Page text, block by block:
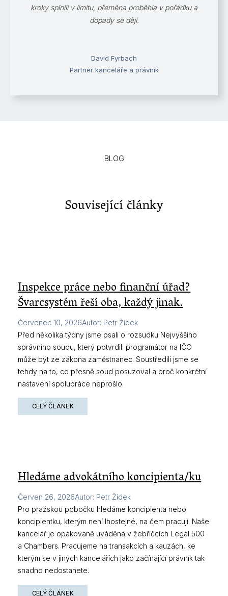
kroky splnili v limitu, přeměna proběhla v pořádku a
dopady se dějí.
David Fyrbach
Partner kanceláře a právník
BLOG
Související články
Inspekce práce nebo finanční úřad?
Švarcsystém řeší oba, každý jinak.
Červenec 10, 2026Autor: Petr Žídek
Před několika týdny jsme psali o rozsudku Nejvyššího
správního soudu, který potvrdil: programátor na IČO
může být ze zákona zaměstnanec. Soustředili jsme se
tehdy na to, co přesně soud posuzoval a proč konkrétní
nastavení spolupráce neprošlo.
CELÝ ČLÁNEK
Hledáme advokátního koncipienta/ku
Červen 26, 2026Autor: Petr Žídek
Pro pražskou pobočku hledáme koncipienta nebo
koncipientku, kterým není lhostejné, na čem pracují. Naše
kancelář je opakovaně uváděna v žebříčcích Legal 500
a Chambers. Pracujeme na transakcích a kauzách, ke
kterým se v jiných kancelářích jako začínající právník tak
snadno nedostanete.
CELÝ ČLÁNEK